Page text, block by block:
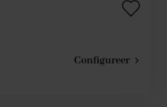
Configureer